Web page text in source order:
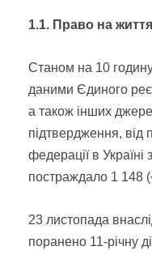
1.1. Право на життя
Станом на 10
даними Єдиного
а також інших
підтвердження, від
федерації в Україні
постраждало 1 148 (
23 листопада
поранено 11-річну